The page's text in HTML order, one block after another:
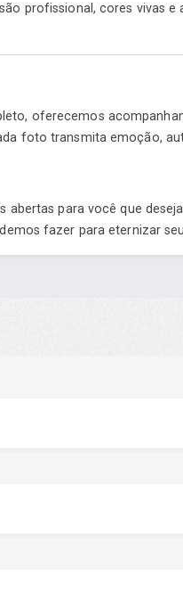
profissional, cores vivas
oferecemos
foto transmita emoção,
abertas para você que
fazer para eternizar